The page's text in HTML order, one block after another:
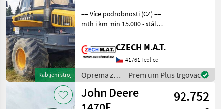
Rabljeni stroj
== Více podrobnosti (CZ) ==
mth i km min 15.000 - stále
werk ID 1603445212_S
Oprema za šumu i obradu
drveta Harvesteri i proces
CZECH M.A.T.
41761 Teplice
Oprema za
šumu i
obradu
drveta /
Premium Plus trgovac
John Deere
92.752